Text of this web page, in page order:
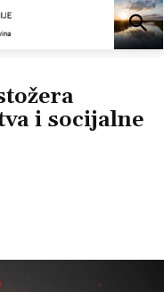
i socijalne